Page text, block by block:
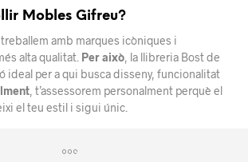
Mobles Gifreu?
treballem amb marques icòniques i
alta qualitat. Per això , la llibreria Bost de
ideal per a qui busca disseny, funcionalitat
, t’assessorem personalment perquè el
el teu estil i sigui únic.